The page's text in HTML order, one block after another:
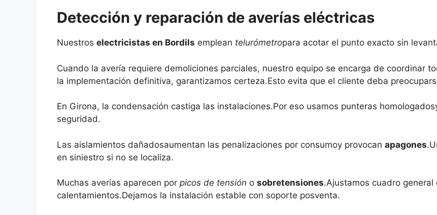
Detección y reparación de averías eléctricas
Nuestros electricistas en Bordils emplean telurómetropara acotar el punto exacto sin
Cuando la avería requiere demoliciones parciales, nuestro equipo se encarga de coordinar
la implementación definitiva, garantizamos certeza.Esto evita que el cliente deba
En Girona, la condensación castiga las instalaciones.Por eso usamos punteras
seguridad.
Las aislamientos dañadosaumentan las penalizaciones por consumoy provocan apagones
en siniestro si no se localiza.
Muchas averías aparecen por picos de tensión o sobretensiones.Ajustamos cuadro
calentamientos.Dejamos la instalación estable con soporte posventa.